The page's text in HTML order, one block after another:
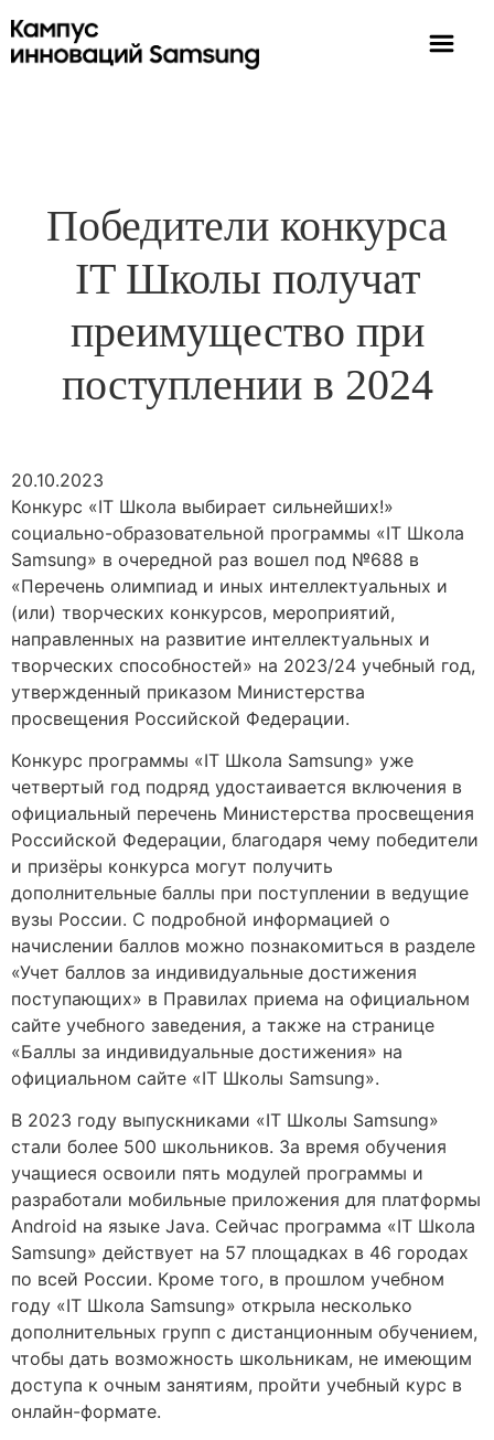
Победители конкурса
IT Школы получат
преимущество при
поступлении в 2024
20.10.2023
Конкурс «IT Школа выбирает сильнейших!»
социально-образовательной программы «IT Школа
Samsung» в очередной раз вошел под №688 в
«Перечень олимпиад и иных интеллектуальных и
(или) творческих конкурсов, мероприятий,
направленных на развитие интеллектуальных и
творческих способностей» на 2023/24 учебный год,
утвержденный приказом Министерства
просвещения Российской Федерации.
Конкурс программы «IT Школа Samsung» уже
четвертый год подряд удостаивается включения в
официальный перечень Министерства просвещения
Российской Федерации, благодаря чему победители
и призёры конкурса могут получить
дополнительные баллы при поступлении в ведущие
вузы России. С подробной информацией о
начислении баллов можно познакомиться в разделе
«Учет баллов за индивидуальные достижения
поступающих» в Правилах приема на официальном
сайте учебного заведения, а также на странице
«Баллы за индивидуальные достижения» на
официальном сайте «IT Школы Samsung».
В 2023 году выпускниками «IT Школы Samsung»
стали более 500 школьников. За время обучения
учащиеся освоили пять модулей программы и
разработали мобильные приложения для платформы
Android на языке Java. Сейчас программа «IT Школа
Samsung» действует на 57 площадках в 46 городах
по всей России. Кроме того, в прошлом учебном
году «IT Школа Samsung» открыла несколько
дополнительных групп с дистанционным обучением,
чтобы дать возможность школьникам, не имеющим
доступа к очным занятиям, пройти учебный курс в
онлайн-формате.